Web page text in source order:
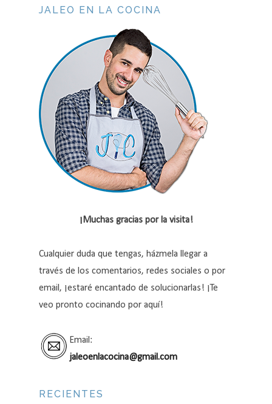
JALEO EN LA COCINA
¡Muchas gracias por la visita!
Cualquier duda que tengas, házmela llegar a
través de los comentarios, redes sociales o por
email, ¡estaré encantado de solucionarlas! ¡Te
veo pronto cocinando por aquí!
Email:
jaleoenlacocina@gmail.com
RECIENTES